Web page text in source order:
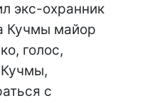
экс-охранник
Кучмы майор
голос,
с